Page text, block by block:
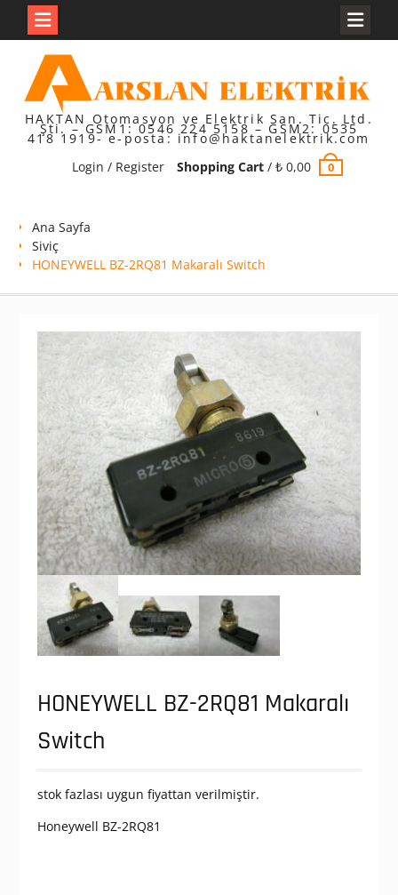
content
HAKTAN Otomasyon ve Elektrik San. Tic. Ltd.
Şti. – GSM1: 0546 224 5158 – GSM2: 0535
418 1919- e-posta: info@haktanelektrik.com
Login / Register
Shopping Cart/ ₺0,00 0
Ana Sayfa
Siviç
HONEYWELL BZ-2RQ81 Makaralı Switch
HONEYWELL BZ-2RQ81 Makaralı
Switch
stok fazlası uygun fiyattan verilmiştir.
Honeywell BZ-2RQ81